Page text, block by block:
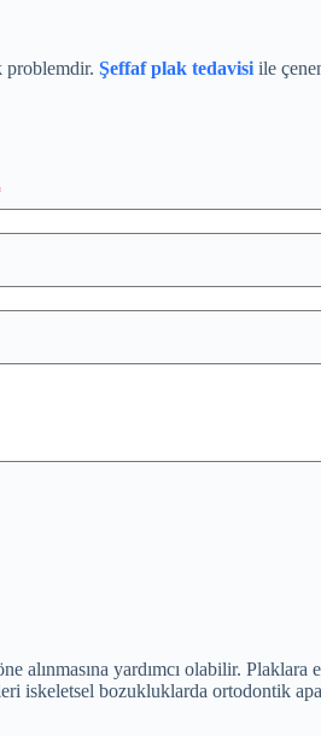
problemdir. Şeffaf plak tedavisi ile
yardımcı olabilir. Plaklara
iskeletsel bozukluklarda ortodontik